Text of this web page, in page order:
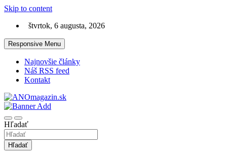
Skip to content
štvrtok, 6 augusta, 2026
Responsive Menu
Najnovšie články
Náš RSS feed
Kontakt
ANOmagazin.sk
Hľadať
Hľadať